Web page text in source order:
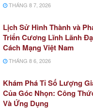
THÁNG 8 7, 2026
Lịch Sử Hình Thành và
Triển Cương Lĩnh Lãnh
Cách Mạng Việt Nam
THÁNG 8 6, 2026
Khám Phá Tỉ Số Lượng
Của Góc Nhọn: Công
Và Ứng Dụng